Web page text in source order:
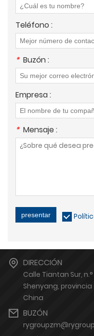
Teléfono :
* Buzón :
Empresa :
* Mensaje :
presentar
DIRECCIÓN
Calle Tiantan Sur,
Shenyang, provincia
China
BUZÓN